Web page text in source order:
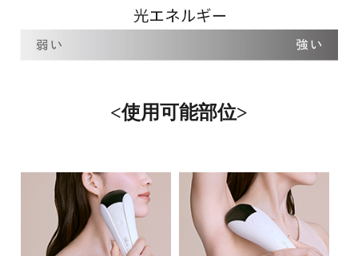
<使用可能部位>